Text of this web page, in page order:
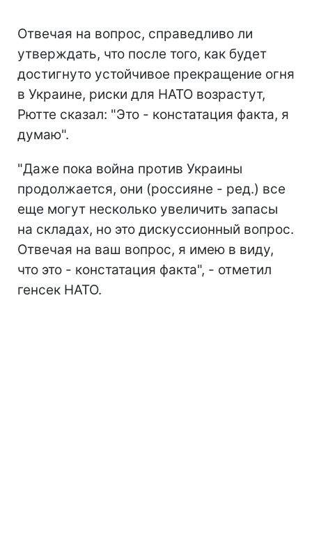
Отвечая на вопрос, справедливо ли
утверждать, что после того, как будет
достигнуто устойчивое прекращение огня
в Украине, риски для НАТО возрастут,
Рютте сказал: "Это - констатация факта, я
думаю".
"Даже пока война против Украины
продолжается, они (россияне - ред.) все
еще могут несколько увеличить запасы
на складах, но это дискуссионный вопрос.
Отвечая на ваш вопрос, я имею в виду,
что это - констатация факта", - отметил
генсек НАТО.